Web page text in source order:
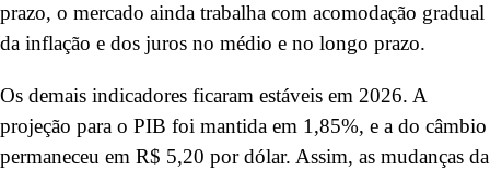
prazo, o mercado ainda trabalha com acomodação gradual
da inflação e dos juros no médio e no longo prazo.
Os demais indicadores ficaram estáveis em 2026. A
projeção para o PIB foi mantida em 1,85%, e a do câmbio
permaneceu em R$ 5,20 por dólar. Assim, as mudanças da